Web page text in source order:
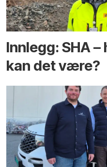
Innlegg: SHA
kan det være?